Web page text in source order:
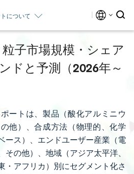
について
子市場規模・シェア
ドと予測（2026年～
ートは、製品（酸化アルミニウ
他）、合成方法（物理的、化学
ース）、エンドユーザー産業（電
の他）、地域（アジア太平洋、
・アフリカ）別にセグメント化さ